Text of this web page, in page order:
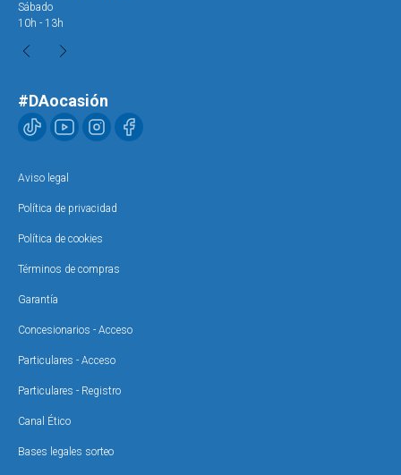
Sábado
10h - 13h
#DAocasión
Aviso legal
Política de privacidad
Política de cookies
Términos de compras
Garantía
Concesionarios - Acceso
Particulares - Acceso
Particulares - Registro
Canal Ético
Bases legales sorteo